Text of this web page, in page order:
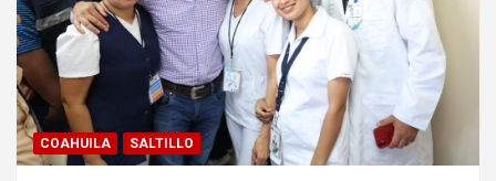
COAHUILA SALTILLO